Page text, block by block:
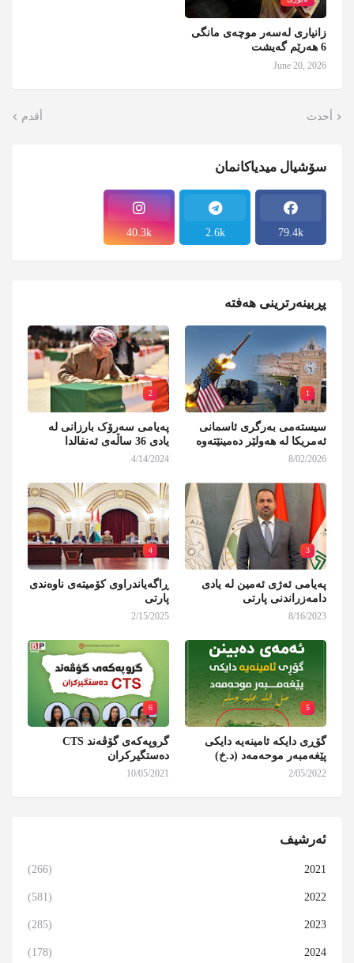
زانیاری لەسەر موچەی مانگی
6 هەرێم گەیشت
June 20, 2026
أحدث أقدم
سۆشیال میدیاکانمان
79.4k
2.6k
40.3k
پڕبینەرترینی هەفتە
1
سیستەمی بەرگری ئاسمانی
ئەمریکا لە هەولێر دەمینێتەوە
8/02/2026
2
پەیامی سەرۆک بارزانی لە
یادی 36 ساڵەی ئەنفالدا
4/14/2024
3
پەیامی ئەژی ئەمین لە یادی
دامەزراندنی پارتی
8/16/2023
4
ڕاگەیاندراوی کۆمیتەی ناوەندی
پارتی
2/15/2025
5
گۆڕی دایکە ئامینەیە دایکی
پێغەمبەر موحەمەد (د.خ)
2/05/2022
6
گروپەکەی گۆڤەند CTS
دەستگیرکران
10/05/2021
ئەرشیف
2021
(266)
2022
(581)
2023
(285)
2024
(178)